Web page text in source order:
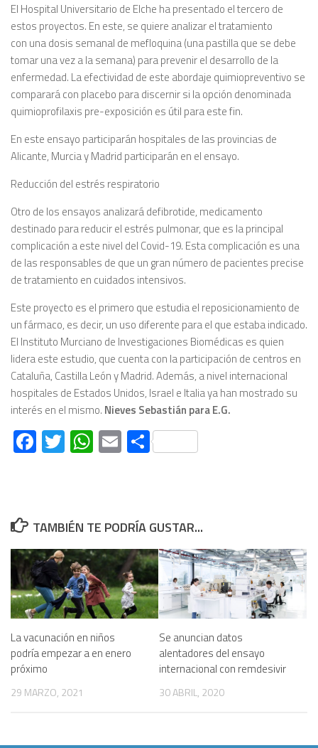
El Hospital Universitario de Elche ha presentado el tercero de
estos proyectos. En este, se quiere analizar el tratamiento
con una dosis semanal de mefloquina (una pastilla que se debe
tomar una vez a la semana) para prevenir el desarrollo de la
enfermedad. La efectividad de este abordaje quimiopreventivo se
comparará con placebo para discernir si la opción denominada
quimioprofilaxis pre-exposición es útil para este fin.
En este ensayo participarán hospitales de las provincias de
Alicante, Murcia y Madrid participarán en el ensayo.
Reducción del estrés respiratorio
Otro de los ensayos analizará defibrotide, medicamento
destinado para reducir el estrés pulmonar, que es la principal
complicación a este nivel del Covid-19. Esta complicación es una
de las responsables de que un gran número de pacientes precise
de tratamiento en cuidados intensivos.
Este proyecto es el primero que estudia el reposicionamiento de
un fármaco, es decir, un uso diferente para el que estaba indicado.
El Instituto Murciano de Investigaciones Biomédicas es quien
lidera este estudio, que cuenta con la participación de centros en
Cataluña, Castilla León y Madrid. Además, a nivel internacional
hospitales de Estados Unidos, Israel e Italia ya han mostrado su
interés en el mismo. Nieves Sebastián para E.G.
Facebook
Twitter
WhatsApp
EmailCompartir
TAMBIÉN TE PODRÍA GUSTAR...
La vacunación en niños
podría empezar a en enero
próximo
29 MARZO, 2021
Se anuncian datos
alentadores del ensayo
internacional con remdesivir
30 ABRIL, 2020